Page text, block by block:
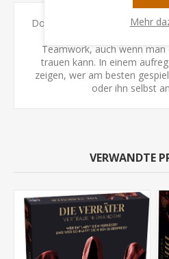
Doch Vorsicht: Kommt man
Teamwork, auch wenn
trauen kann. In einem
zeigen, wer am besten
oder ihn selbst
VERWANDTE
Mehr